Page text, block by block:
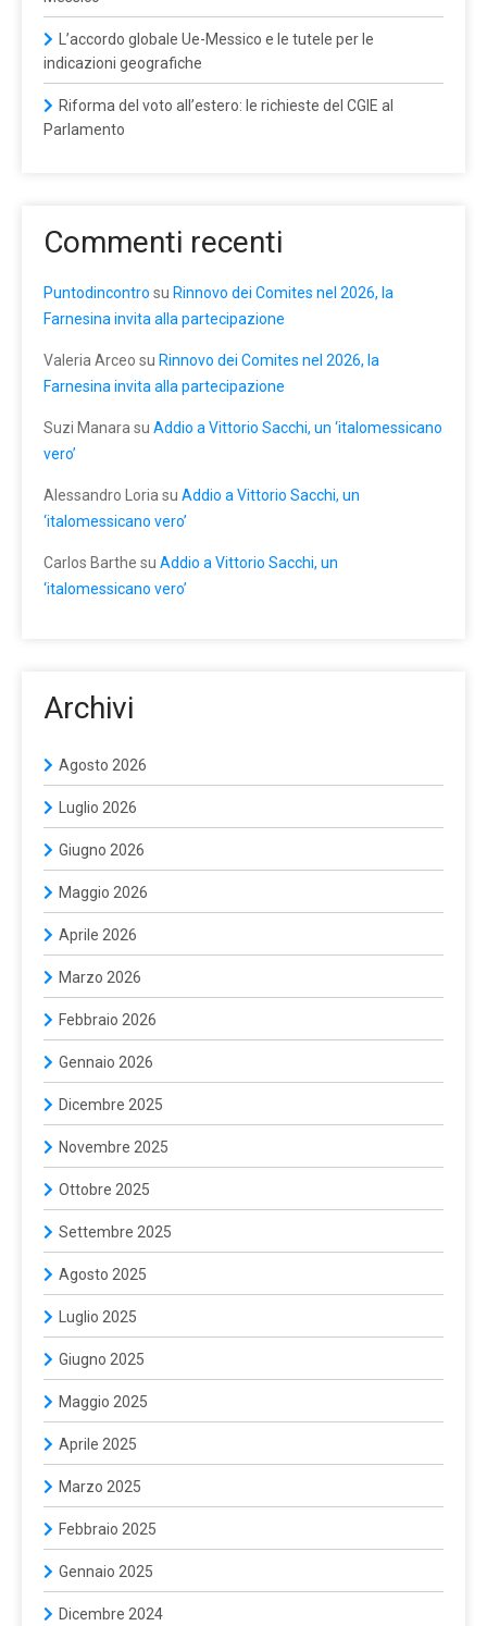
L’accordo globale Ue-Messico e le tutele per le
indicazioni geografiche
Riforma del voto all’estero: le richieste del CGIE al
Parlamento
Commenti recenti
Puntodincontro su Rinnovo dei Comites nel 2026, la
Farnesina invita alla partecipazione
Valeria Arceo su Rinnovo dei Comites nel 2026, la
Farnesina invita alla partecipazione
Suzi Manara su Addio a Vittorio Sacchi, un ‘italomessicano
vero’
Alessandro Loria su Addio a Vittorio Sacchi, un
‘italomessicano vero’
Carlos Barthe su Addio a Vittorio Sacchi, un
‘italomessicano vero’
Archivi
Agosto 2026
Luglio 2026
Giugno 2026
Maggio 2026
Aprile 2026
Marzo 2026
Febbraio 2026
Gennaio 2026
Dicembre 2025
Novembre 2025
Ottobre 2025
Settembre 2025
Agosto 2025
Luglio 2025
Giugno 2025
Maggio 2025
Aprile 2025
Marzo 2025
Febbraio 2025
Gennaio 2025
Dicembre 2024